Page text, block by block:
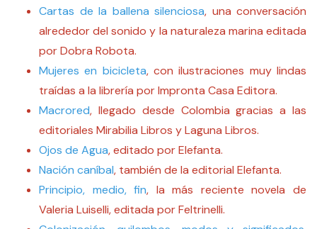
Cartas de la ballena silenciosa, una conversación
alrededor del sonido y la naturaleza marina editada
por Dobra Robota.
Mujeres en bicicleta, con ilustraciones muy lindas
traídas a la librería por Impronta Casa Editora.
Macrored, llegado desde Colombia gracias a las
editoriales Mirabilia Libros y Laguna Libros.
Ojos de Agua, editado por Elefanta.
Nación caníbal, también de la editorial Elefanta.
Principio, medio, fin, la más reciente novela de
Valeria Luiselli, editada por Feltrinelli.